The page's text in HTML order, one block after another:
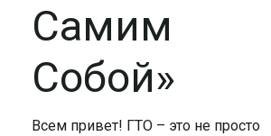
Самим
Собой»
Всем привет! ГТО – это не просто